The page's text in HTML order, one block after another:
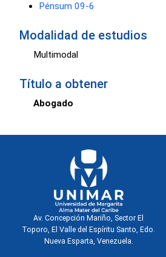
Pénsum 09-6
Modalidad de estudios
Multimodal
Título a obtener
Abogado
Av. Concepción Mariño, Sector El
Toporo, El Valle del Espíritu Santo, Edo.
Nueva Esparta, Venezuela.